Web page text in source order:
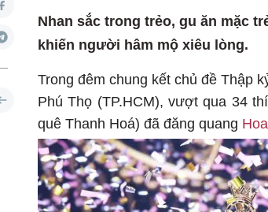
Nhan sắc trong trẻo, gu ăn mặc
khiến người hâm mộ xiêu lòng.
Trong đêm chung kết chủ đề Thập
Phú Thọ (TP.HCM), vượt qua 34
quê Thanh Hoá) đã đăng quang